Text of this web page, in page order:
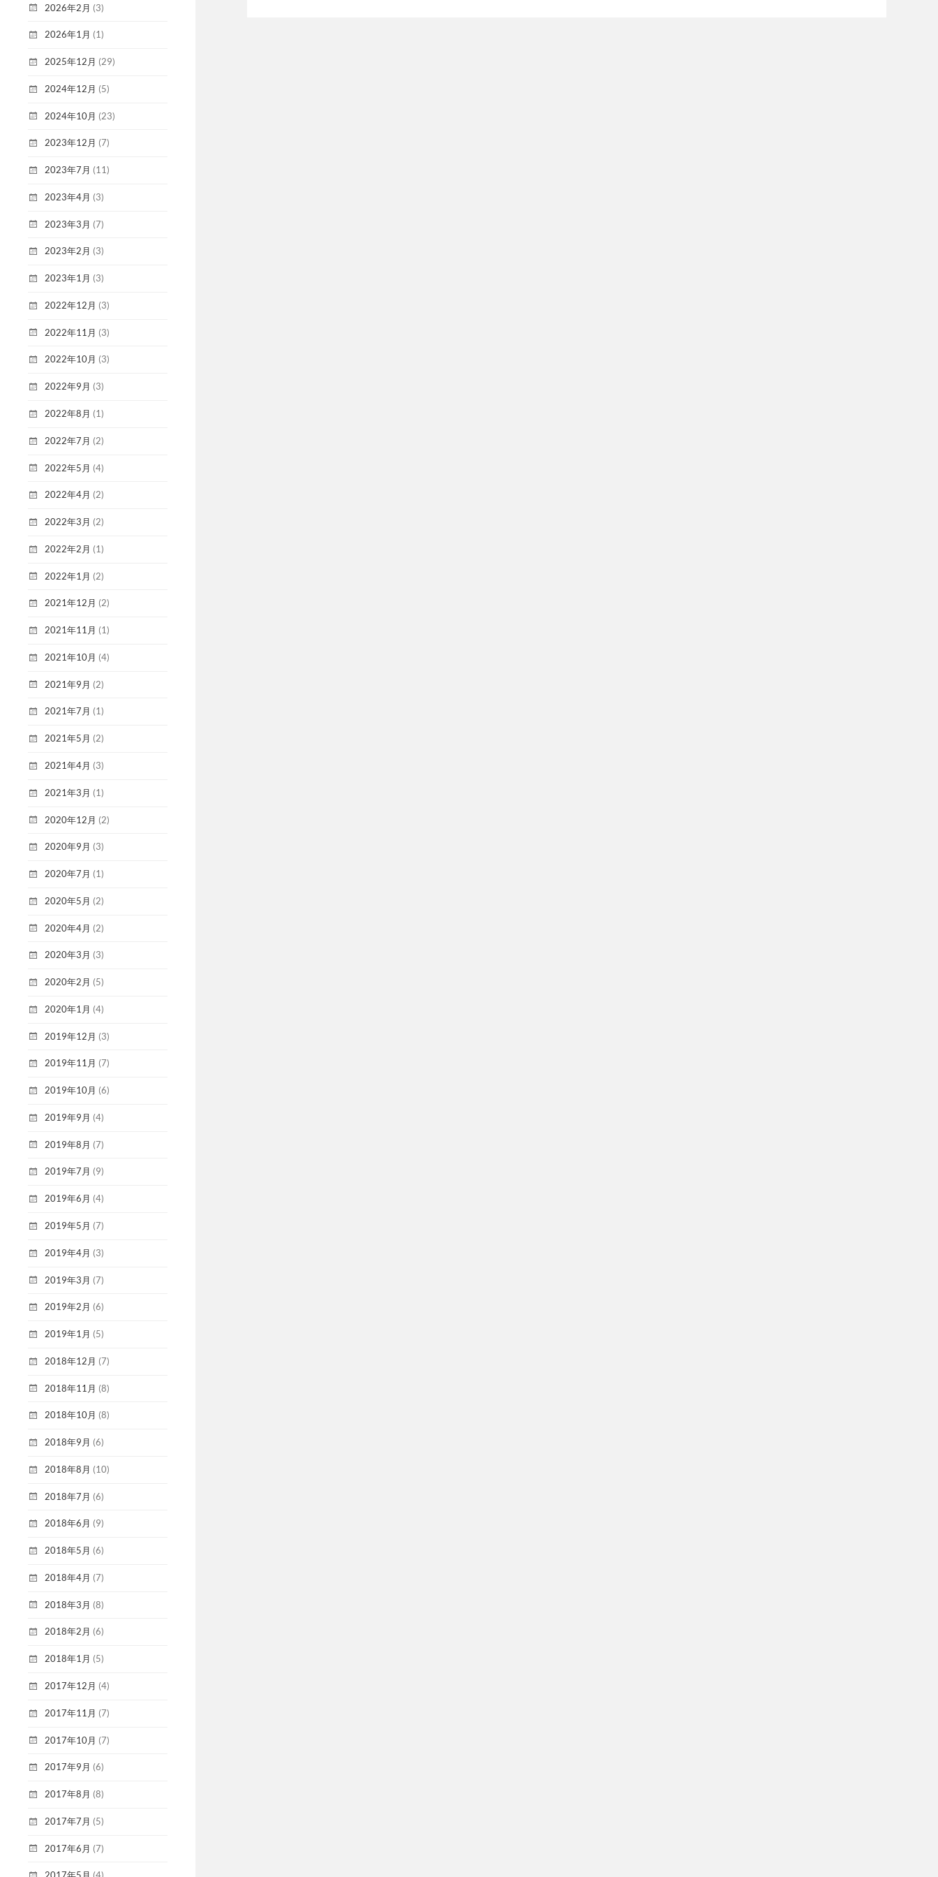
2026年2月 (3)
2026年1月 (1)
2025年12月 (29)
2024年12月 (5)
2024年10月 (23)
2023年12月 (7)
2023年7月 (11)
2023年4月 (3)
2023年3月 (7)
2023年2月 (3)
2023年1月 (3)
2022年12月 (3)
2022年11月 (3)
2022年10月 (3)
2022年9月 (3)
2022年8月 (1)
2022年7月 (2)
2022年5月 (4)
2022年4月 (2)
2022年3月 (2)
2022年2月 (1)
2022年1月 (2)
2021年12月 (2)
2021年11月 (1)
2021年10月 (4)
2021年9月 (2)
2021年7月 (1)
2021年5月 (2)
2021年4月 (3)
2021年3月 (1)
2020年12月 (2)
2020年9月 (3)
2020年7月 (1)
2020年5月 (2)
2020年4月 (2)
2020年3月 (3)
2020年2月 (5)
2020年1月 (4)
2019年12月 (3)
2019年11月 (7)
2019年10月 (6)
2019年9月 (4)
2019年8月 (7)
2019年7月 (9)
2019年6月 (4)
2019年5月 (7)
2019年4月 (3)
2019年3月 (7)
2019年2月 (6)
2019年1月 (5)
2018年12月 (7)
2018年11月 (8)
2018年10月 (8)
2018年9月 (6)
2018年8月 (10)
2018年7月 (6)
2018年6月 (9)
2018年5月 (6)
2018年4月 (7)
2018年3月 (8)
2018年2月 (6)
2018年1月 (5)
2017年12月 (4)
2017年11月 (7)
2017年10月 (7)
2017年9月 (6)
2017年8月 (8)
2017年7月 (5)
2017年6月 (7)